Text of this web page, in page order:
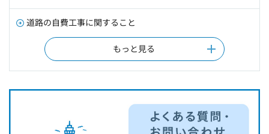
道路の自費工事に関すること
もっと見る